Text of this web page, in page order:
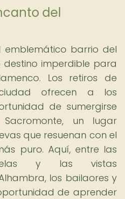
del
barrio del
destino imperdible para
Los retiros de
ofrecen a los
de sumergirse
un lugar
que resuenan con el
puro. Aquí, entre las
y las vistas
los bailaores y
de aprender